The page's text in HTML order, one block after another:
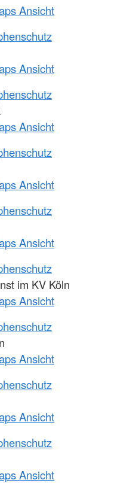
Ansicht
Ansicht
Ansicht
Ansicht
Ansicht
im KV Köln
Ansicht
Ansicht
Ansicht
Ansicht